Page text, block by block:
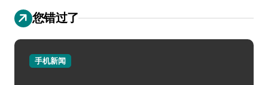
您错过了
手机新闻